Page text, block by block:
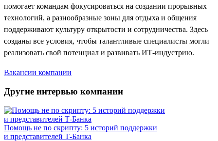
помогает командам фокусироваться на создании прорывных
технологий, а разнообразные зоны для отдыха и общения
поддерживают культуру открытости и сотрудничества. Здесь
созданы все условия, чтобы талантливые специалисты могли
реализовать свой потенциал и развивать ИТ-индустрию.
Вакансии компании
Другие интервью компании
Помощь не по скрипту: 5 историй поддержки
и представителей Т-Банка